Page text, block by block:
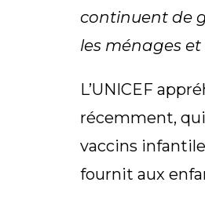
continuent de
les ménages et
L’UNICEF
récemment,
vaccins
fournit aux